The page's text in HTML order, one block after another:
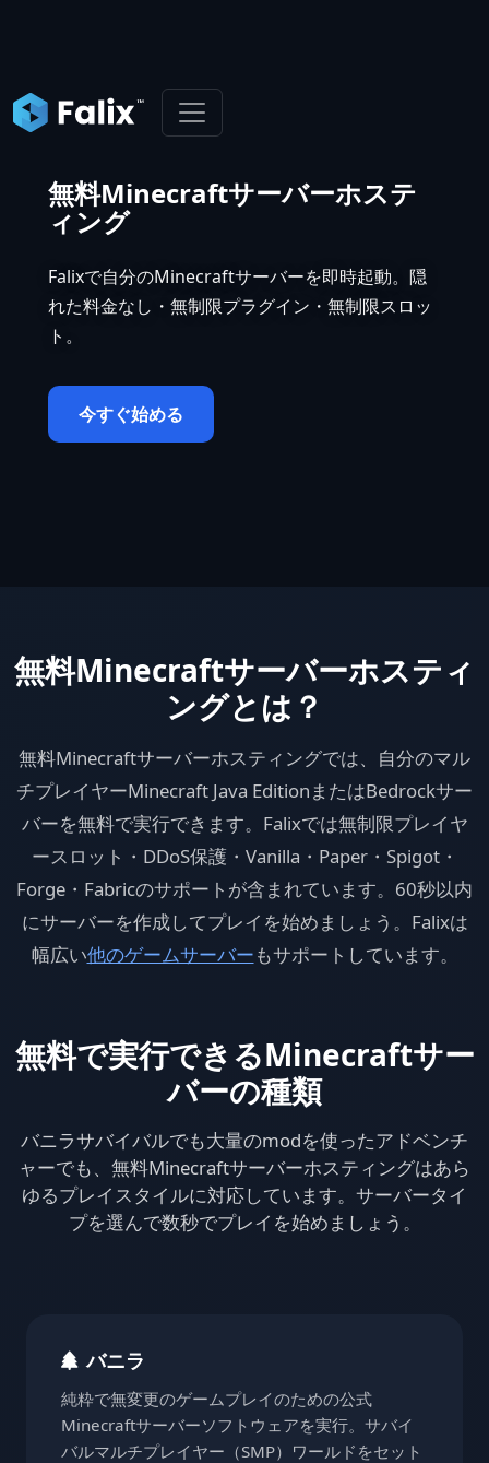
無料Minecraftサーバーホステ
ィング
Falixで自分のMinecraftサーバーを即時起動。隠
れた料金なし・無制限プラグイン・無制限スロッ
ト。
今すぐ始める
無料Minecraftサーバーホスティ
ングとは？
無料Minecraftサーバーホスティングでは、自分のマル
チプレイヤーMinecraft Java EditionまたはBedrockサー
バーを無料で実行できます。Falixでは無制限プレイヤ
ースロット・DDoS保護・Vanilla・Paper・Spigot・
Forge・Fabricのサポートが含まれています。60秒以内
にサーバーを作成してプレイを始めましょう。Falixは
幅広い他のゲームサーバーもサポートしています。
無料で実行できるMinecraftサー
バーの種類
バニラサバイバルでも大量のmodを使ったアドベンチ
ャーでも、無料Minecraftサーバーホスティングはあら
ゆるプレイスタイルに対応しています。サーバータイ
プを選んで数秒でプレイを始めましょう。
バニラ
純粋で無変更のゲームプレイのための公式
Minecraftサーバーソフトウェアを実行。サバイ
バルマルチプレイヤー（SMP）ワールドをセット